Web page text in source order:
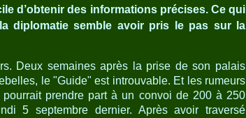
d’obtenir des informations précises. Ce qui
diplomatie semble avoir pris le pas sur la
Deux semaines après la prise de son palais
le "Guide" est introuvable. Et les rumeurs
prendre part à un convoi de 200 à 250
5 septembre dernier. Après avoir traversé